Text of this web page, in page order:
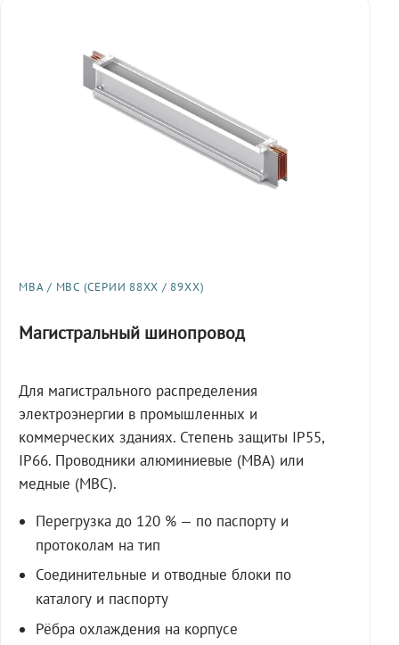
МВА / МВС (СЕРИИ 88XX / 89XX)
Магистральный шинопровод
Для магистрального распределения
электроэнергии в промышленных и
коммерческих зданиях. Степень защиты IP55,
IP66. Проводники алюминиевые (МВА) или
медные (МВС).
Перегрузка до 120 % — по паспорту и
протоколам на тип
Соединительные и отводные блоки по
каталогу и паспорту
Рёбра охлаждения на корпусе